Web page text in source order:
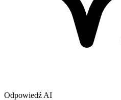
Odpowiedź AI